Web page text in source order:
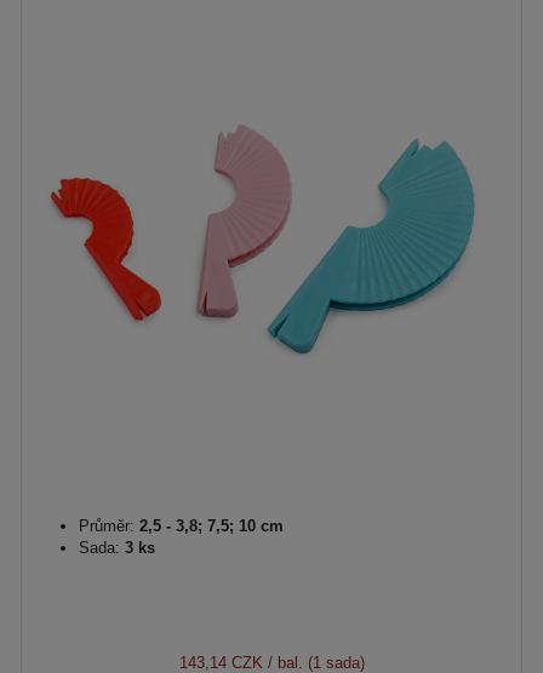
Průměr: 2,5 - 3,8; 7,5; 10 cm
Sada: 3 ks
143,14 CZK / bal. (1 sada)